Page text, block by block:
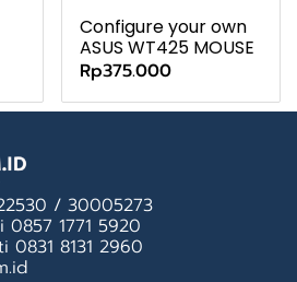
Configure your own
ASUS WT425 MOUSE
Rp375.000
/ 30005273
1771 5920
0831 8131 2960